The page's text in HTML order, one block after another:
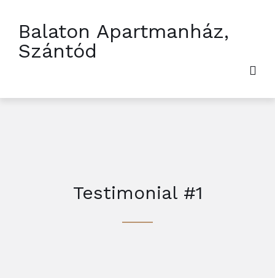
Balaton Apartmanház,
Szántód
Testimonial #1